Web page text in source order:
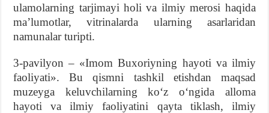
ulamolarning tarjimayi holi va ilmiy merosi haqida
maʼlumotlar, vitrinalarda ularning asarlaridan
namunalar turipti.
3-pavilyon – «Imom Buxoriyning hayoti va ilmiy
faoliyati». Bu qismni tashkil etishdan maqsad
muzeyga keluvchilarning koʻz oʻngida alloma
hayoti va ilmiy faoliyatini qayta tiklash, ilmiy